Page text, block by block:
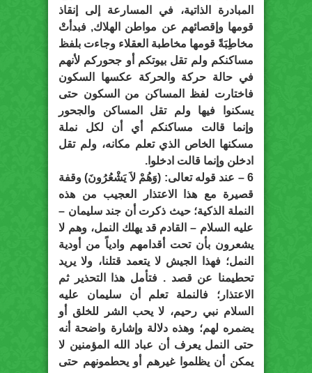
المبادرة الذاتية، في المسارعة إلى إنقاذ
قومها وإقصائهم عن مواطن الهلاك, فبدأتْ
مخاطِبَةً قومها مخاطبة العقلاء وجاءت بلفظ
مساكنكم ولم تقل بيوتكم أو جحوركم لأنهم
في حالة حركة والحركة عكسها السكون
فاختارت لفظ المساكن من السكون حتى
يسكنوا فيها ولم تقل المساكن والجحور
وإنما قالت مساكنكم أي أن لكل نملة
مسكنها الخاص الذي تعلم مكانه، ولم تقل
ادخلن وإنما قالت ادخلوا.
6 – عند قوله تعالى: (وَهُمْ لاَ يَشْعُرُونَ) وقفة
قصيرة مع هذا الاعتذار العجيب من هذه
النملة الذكية؛ حيث ذكرت أن جند سليمان –
عليه السلام – القادم قد يهلك النمل، وهم لا
يشعرون بأن تحت أقدامهم وادياً من أودية
النمل؛ فهذا الجيش لا يتعمد قتلنا، ولا يريد
تحطيمنا عن قصد . فتأمل هذا التحذير ثم
الاعتذار؛ فالنملة تعلم أن سليمان عليه
السلام نبي رحيم، لا يحب الشر للخلق أو
يضمره لهم؛ وهذه دلالة وإشارة واضحة أنه
حتى النمل يعرف أن عباد الله المؤمنين لا
يمكن أن يظلموا غيرهم أو يحطمونهم حتى